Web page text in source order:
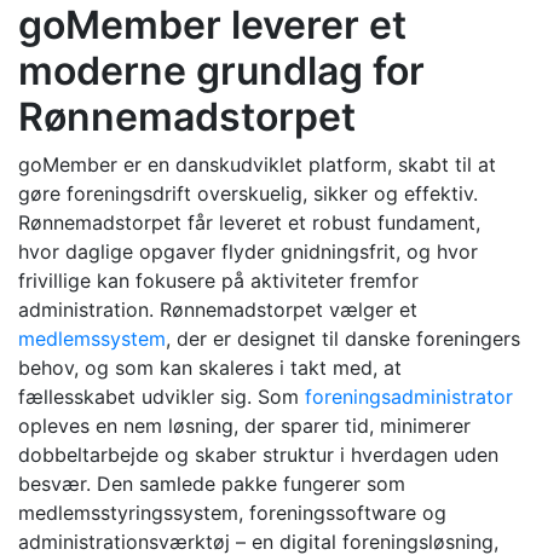
goMember leverer et
moderne grundlag for
Rønnemadstorpet
goMember er en danskudviklet platform, skabt til at
gøre foreningsdrift overskuelig, sikker og effektiv.
Rønnemadstorpet får leveret et robust fundament,
hvor daglige opgaver flyder gnidningsfrit, og hvor
frivillige kan fokusere på aktiviteter fremfor
administration. Rønnemadstorpet vælger et
medlemssystem, der er designet til danske foreningers
behov, og som kan skaleres i takt med, at
fællesskabet udvikler sig. Som foreningsadministrator
opleves en nem løsning, der sparer tid, minimerer
dobbeltarbejde og skaber struktur i hverdagen uden
besvær. Den samlede pakke fungerer som
medlemsstyringssystem, foreningssoftware og
administrationsværktøj – en digital foreningsløsning,